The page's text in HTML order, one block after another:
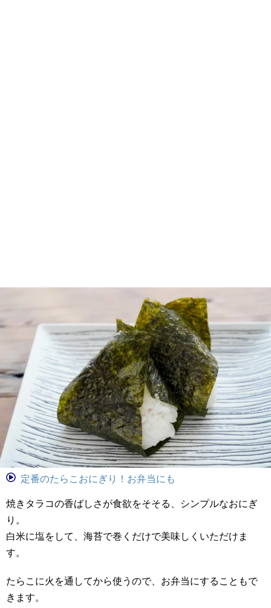
定番のたらこおにぎり！お弁当にも
焼きタラコの香ばしさが食欲をそそる、シンプルなおにぎ
り。
白米に塩をして、海苔で巻くだけで美味しくいただけま
す。
たらこに火を通してから使うので、お弁当にすることもで
きます。